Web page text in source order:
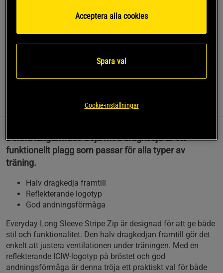
7340145520074
Recensioner
Denna långärmade tröja med dragkedja är ett
funktionellt plagg som passar för alla typer av
träning.
Halv dragkedja framtill
Reflekterande logotyp
God andningsförmåga
Everyday Long Sleeve Stripe Zip är designad för att ge både
stil och funktionalitet. Den halv dragkedjan framtill gör det
enkelt att justera ventilationen under träningen. Med en
reflekterande ICIW-logotyp på bröstet och god
andningsförmåga är denna tröja ett praktiskt val för både
Acceptera alla cookies
Spara val
Cookie-inställningar